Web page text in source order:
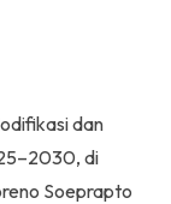
dan
di
Soeprapto